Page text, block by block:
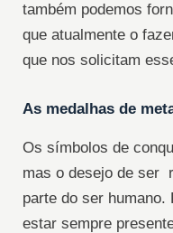
também podemos
que atualmente o
que nos solicitam
As medalhas de
Os símbolos de
mas o desejo de ser
parte do ser
estar sempre